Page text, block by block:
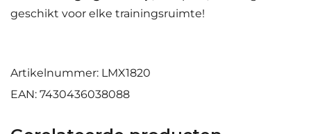
geschikt voor elke trainingsruimte!
Artikelnummer: LMX1820
EAN: 7430436038088